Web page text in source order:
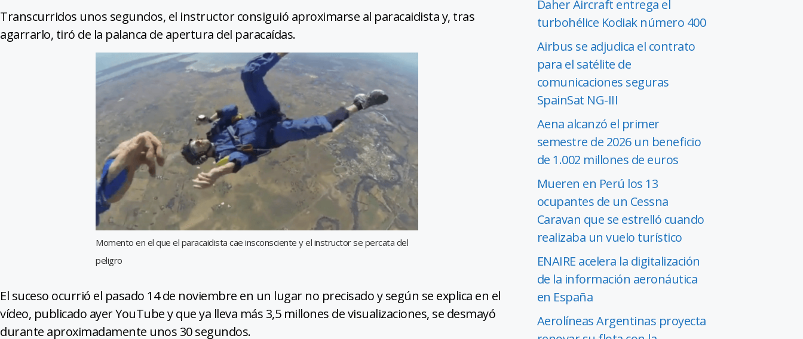
Transcurridos unos segundos, el instructor consiguió aproximarse al paracaidista y, tras
agarrarlo, tiró de la palanca de apertura del paracaídas.
Momento en el que el paracaidista cae insconsciente y el instructor se percata del
peligro
El suceso ocurrió el pasado 14 de noviembre en un lugar no precisado y según se explica en el
vídeo, publicado ayer YouTube y que ya lleva más 3,5 millones de visualizaciones, se desmayó
durante aproximadamente unos 30 segundos.
Daher Aircraft entrega el
turbohélice Kodiak número 400
Airbus se adjudica el contrato
para el satélite de
comunicaciones seguras
SpainSat NG-III
Aena alcanzó el primer
semestre de 2026 un beneficio
de 1.002 millones de euros
Mueren en Perú los 13
ocupantes de un Cessna
Caravan que se estrelló cuando
realizaba un vuelo turístico
ENAIRE acelera la digitalización
de la información aeronáutica
en España
Aerolíneas Argentinas proyecta